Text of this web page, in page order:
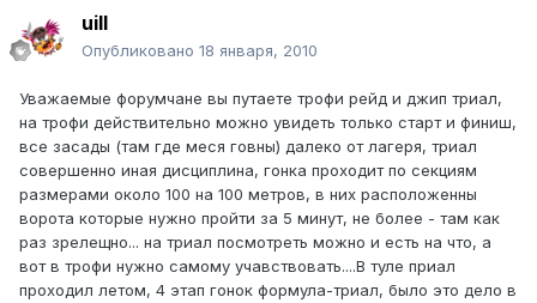
uill
Опубликовано 18 января, 2010
Уважаемые форумчане вы путаете трофи рейд и джип триал,
на трофи действительно можно увидеть только старт и финиш,
все засады (там где меся говны) далеко от лагеря, триал
совершенно иная дисциплина, гонка проходит по секциям
размерами около 100 на 100 метров, в них расположенны
ворота которые нужно пройти за 5 минут, не более - там как
раз зрелещно... на триал посмотреть можно и есть на что, а
вот в трофи нужно самому учавствовать....В туле приал
проходил летом, 4 этап гонок формула-триал, было это дело в